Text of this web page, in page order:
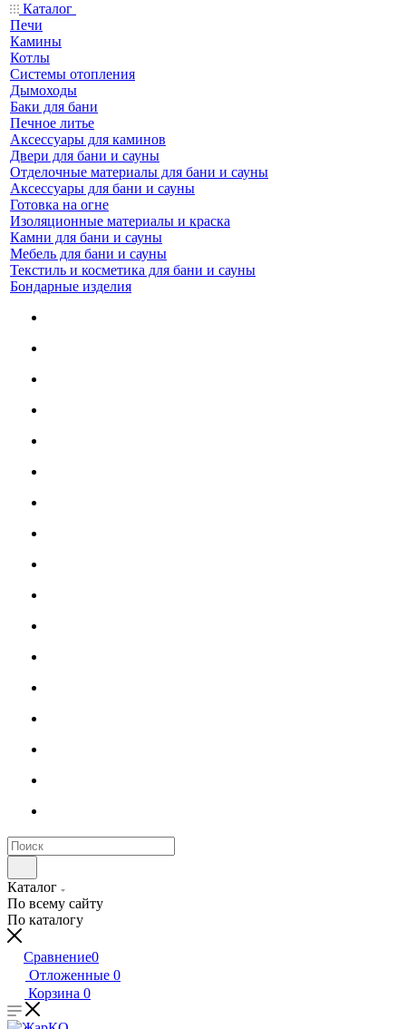
Каталог
Печи
Камины
Котлы
Системы отопления
Дымоходы
Баки для бани
Печное литье
Аксессуары для каминов
Двери для бани и сауны
Отделочные материалы для бани и сауны
Аксессуары для бани и сауны
Готовка на огне
Изоляционные материалы и краска
Камни для бани и сауны
Мебель для бани и сауны
Текстиль и косметика для бани и сауны
Бондарные изделия
Каталог
По всему сайту
По каталогу
Сравнение0
Отложенные 0
Корзина 0